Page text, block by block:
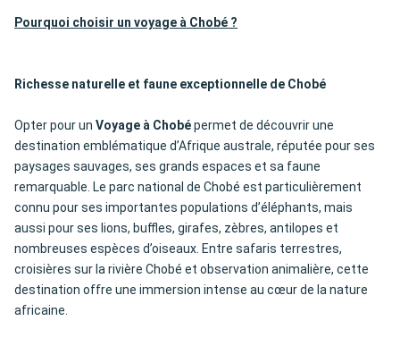
Pourquoi choisir un voyage à Chobé ?
Richesse naturelle et faune exceptionnelle de Chobé
Opter pour un Voyage à Chobépermet de découvrir une
destination emblématique d’Afrique australe, réputée pour ses
paysages sauvages, ses grands espaces et sa faune
remarquable. Le parc national de Chobé est particulièrement
connu pour ses importantes populations d’éléphants, mais
aussi pour ses lions, buffles, girafes, zèbres, antilopes et
nombreuses espèces d’oiseaux. Entre safaris terrestres,
croisières sur la rivière Chobé et observation animalière, cette
destination offre une immersion intense au cœur de la nature
africaine.